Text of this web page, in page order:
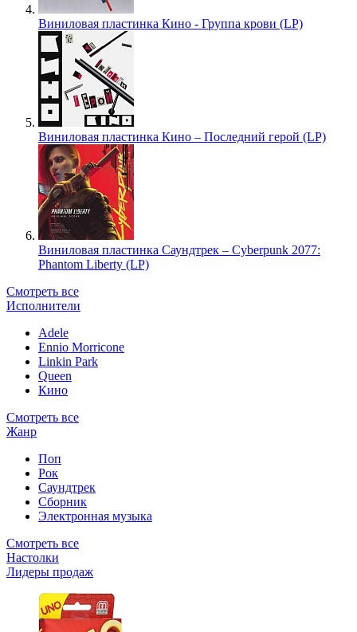
Виниловая пластинка Кино - Группа крови (LP)
Виниловая пластинка Кино – Последний герой (LP)
Виниловая пластинка Саундтрек – Cyberpunk 2077:
Phantom Liberty (LP)
Смотреть все
Исполнители
Adele
Ennio Morricone
Linkin Park
Queen
Кино
Смотреть все
Жанр
Поп
Рок
Саундтрек
Сборник
Электронная музыка
Смотреть все
Настолки
Лидеры продаж